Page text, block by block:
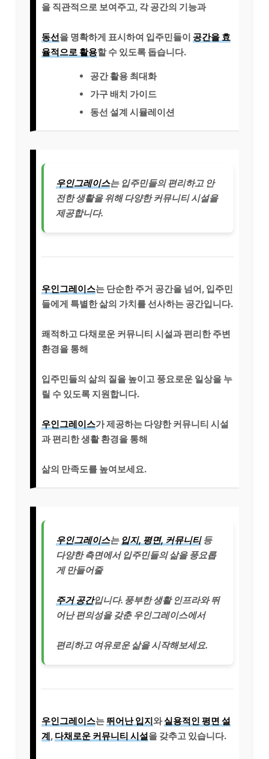
을 직관적으로 보여주고, 각 공간의 기능과
동선을 명확하게 표시하여 입주민들이 공간을 효
율적으로 활용할 수 있도록 돕습니다.
공간 활용 최대화
가구 배치 가이드
동선 설계 시뮬레이션
우인그레이스는 입주민들의 편리하고 안
전한 생활을 위해 다양한 커뮤니티 시설을
제공합니다.
우인그레이스는 단순한 주거 공간을 넘어, 입주민
들에게 특별한 삶의 가치를 선사하는 공간입니다.
쾌적하고 다채로운 커뮤니티 시설과 편리한 주변
환경을 통해
입주민들의 삶의 질을 높이고 풍요로운 일상을 누
릴 수 있도록 지원합니다.
우인그레이스가 제공하는 다양한 커뮤니티 시설
과 편리한 생활 환경을 통해
삶의 만족도를 높여보세요.
우인그레이스는 입지, 평면, 커뮤니티등
다양한 측면에서 입주민들의 삶을 풍요롭
게 만들어줄
주거 공간입니다. 풍부한 생활 인프라와 뛰
어난 편의성을 갖춘 우인그레이스에서
편리하고 여유로운 삶을 시작해보세요.
우인그레이스는 뛰어난 입지와실용적인 평면 설
계, 다채로운 커뮤니티 시설을 갖추고 있습니다.